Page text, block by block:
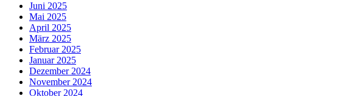
Juni 2025
Mai 2025
April 2025
März 2025
Februar 2025
Januar 2025
Dezember 2024
November 2024
Oktober 2024